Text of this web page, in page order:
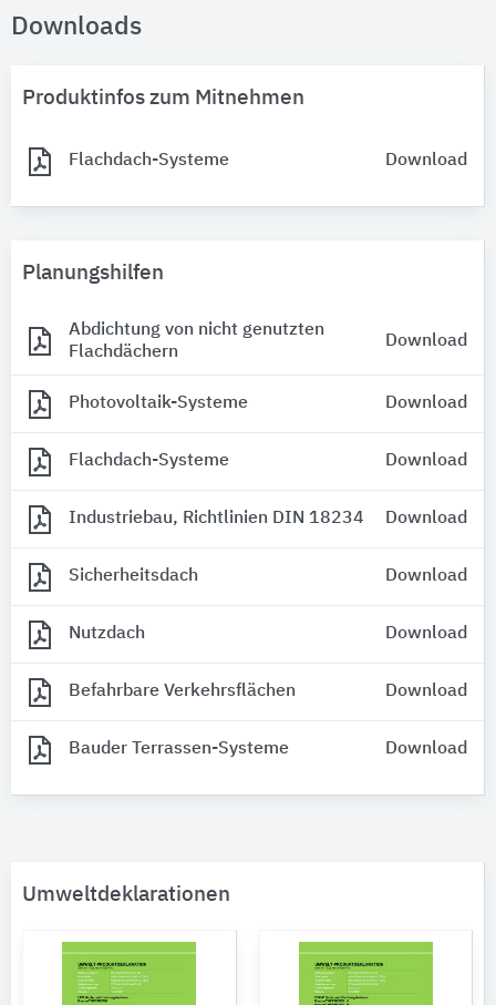
Downloads
Produktinfos zum Mitnehmen
Flachdach-Systeme Download
Planungshilfen
Abdichtung von nicht genutzten
Flachdächern
Download
Photovoltaik-Systeme Download
Flachdach-Systeme Download
Industriebau, Richtlinien DIN 18234 Download
Sicherheitsdach Download
Nutzdach Download
Befahrbare Verkehrsflächen Download
Bauder Terrassen-Systeme Download
Umweltdeklarationen